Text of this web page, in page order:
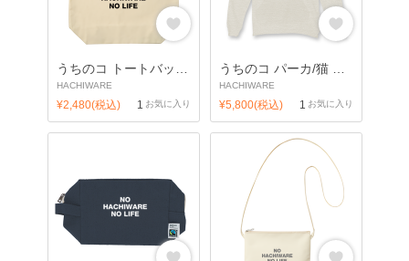
HACHIWARE
¥2,480(税込) 1 お気に入り
HACHIWARE
¥5,800(税込) 1 お気に入り